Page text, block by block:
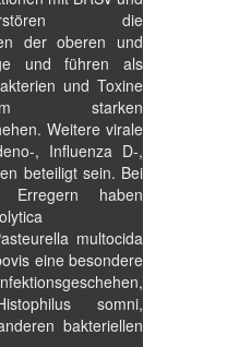
die
der oberen und
und führen als
und Toxine
starken
Weitere virale
, Influenza D-,
beteiligt sein. Bei
Erregern haben
multocida
eine besondere
somni,
bakteriellen